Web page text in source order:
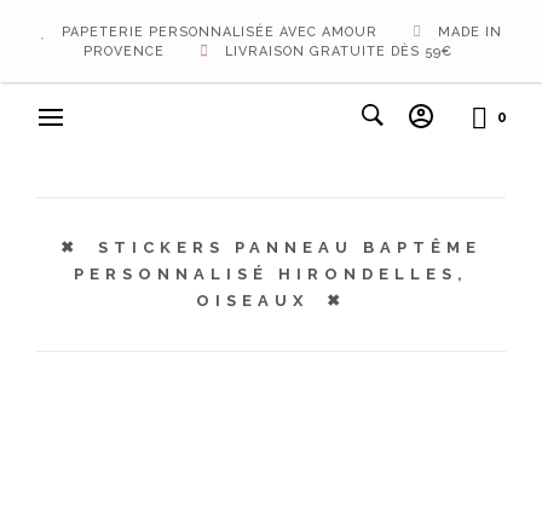
PAPETERIE PERSONNALISÉE AVEC AMOUR
MADE IN
PROVENCE
LIVRAISON GRATUITE DÈS 59€
0
STICKERS PANNEAU BAPTÊME
PERSONNALISÉ HIRONDELLES,
OISEAUX